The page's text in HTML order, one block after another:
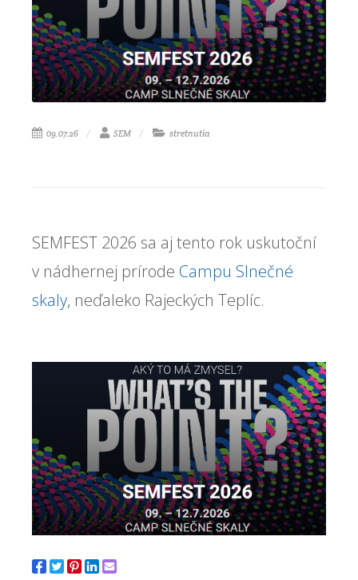
09.07.26 SEM stretnutia
SEMFEST 2026 sa aj tento rok uskutoční
v nádhernej prírode Campu Slnečné
skaly, neďaleko Rajeckých Teplíc.